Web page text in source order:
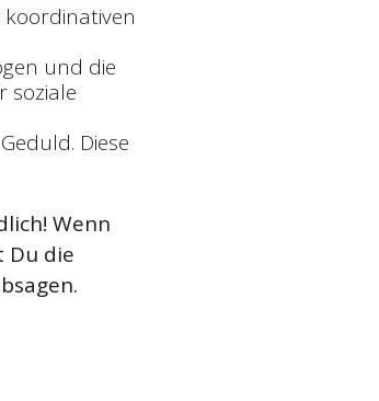
und die
soziale
Diese
Wenn
Du die